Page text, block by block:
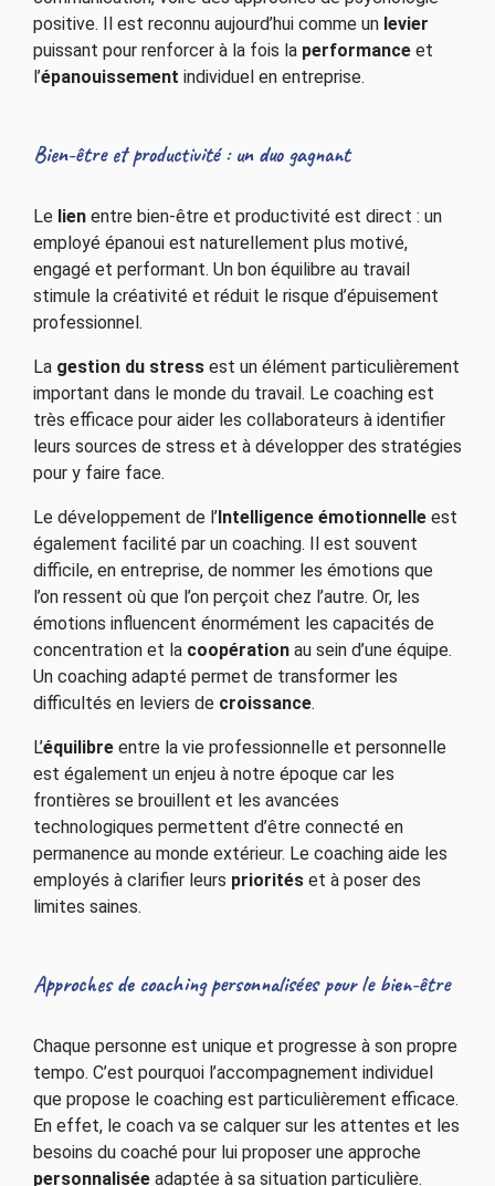
positive. Il est reconnu aujourd’hui comme un levier
puissant pour renforcer à la fois la performanceet
l’épanouissement individuel en entreprise.
Bien-être et productivité : un duo gagnant
Le lienentre bien-être et productivité est direct : un
employé épanoui est naturellement plus motivé,
engagé et performant. Un bon équilibre au travail
stimule la créativité et réduit le risque d’épuisement
professionnel.
La gestion du stressest un élément particulièrement
important dans le monde du travail. Le coaching est
très efficace pour aider les collaborateurs à identifier
leurs sources de stress et à développer des stratégies
pour y faire face.
Le développement de l’Intelligence émotionnelleest
également facilité par un coaching. Il est souvent
difficile, en entreprise, de nommer les émotions que
l’on ressent où que l’on perçoit chez l’autre. Or, les
émotions influencent énormément les capacités de
concentration et la coopérationau sein d’une équipe.
Un coaching adapté permet de transformer les
difficultés en leviers de croissance.
L’équilibreentre la vie professionnelle et personnelle
est également un enjeu à notre époque car les
frontières se brouillent et les avancées
technologiques permettent d’être connecté en
permanence au monde extérieur. Le coaching aide les
employés à clarifier leurs prioritéset à poser des
limites saines.
Approches de coaching personnalisées pour le bien-être
Chaque personne est unique et progresse à son propre
tempo. C’est pourquoi l’accompagnement individuel
que propose le coaching est particulièrement efficace.
En effet, le coach va se calquer sur les attentes et les
besoins du coaché pour lui proposer une approche
personnaliséeadaptée à sa situation particulière.